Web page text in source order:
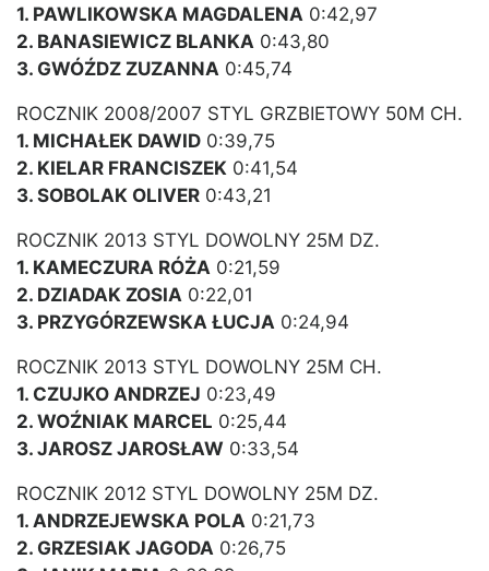
1. PAWLIKOWSKA MAGDALENA 0:42,97
2. BANASIEWICZ BLANKA 0:43,80
3. GWÓŹDZ ZUZANNA 0:45,74
ROCZNIK 2008/2007 STYL GRZBIETOWY 50M CH.
1. MICHAŁEK DAWID 0:39,75
2. KIELAR FRANCISZEK 0:41,54
3. SOBOLAK OLIVER 0:43,21
ROCZNIK 2013 STYL DOWOLNY 25M DZ.
1. KAMECZURA RÓŻA 0:21,59
2. DZIADAK ZOSIA 0:22,01
3. PRZYGÓRZEWSKA ŁUCJA 0:24,94
ROCZNIK 2013 STYL DOWOLNY 25M CH.
1. CZUJKO ANDRZEJ 0:23,49
2. WOŹNIAK MARCEL 0:25,44
3. JAROSZ JAROSŁAW 0:33,54
ROCZNIK 2012 STYL DOWOLNY 25M DZ.
1. ANDRZEJEWSKA POLA 0:21,73
2. GRZESIAK JAGODA 0:26,75